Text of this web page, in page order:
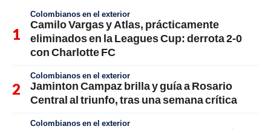
Colombianos en el exterior
Camilo Vargas y Atlas, prácticamente
eliminados en la Leagues Cup: derrota 2-0
con Charlotte FC
Colombianos en el exterior
Jaminton Campaz brilla y guía a Rosario
Central al triunfo, tras una semana crítica
Colombianos en el exterior